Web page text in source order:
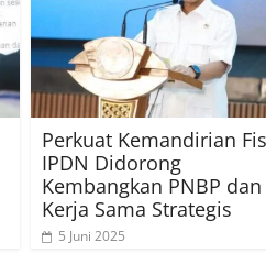
Perkuat Kemandirian
IPDN Didorong
Kembangkan PNBP dan
Kerja Sama Strategis
5 Juni 2025